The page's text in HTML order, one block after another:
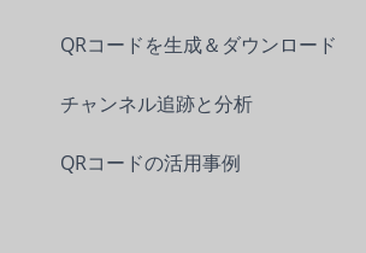
QRコードを生成＆ダウンロード
チャンネル追跡と分析
QRコードの活用事例